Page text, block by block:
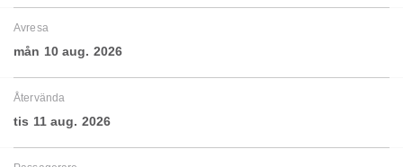
Avresa
mån 10 aug. 2026
Återvända
tis 11 aug. 2026